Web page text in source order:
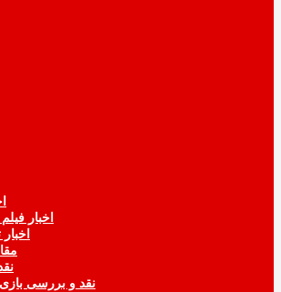
اخبار
نقد و بررسی بازی